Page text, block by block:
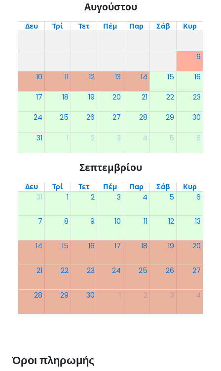
Αυγούστου
Δευ Τρί Τετ Πέμ Παρ Σάβ Κυρ
9
10 11 12 13 14 15 16
17 18 19 20 21 22 23
24 25 26 27 28 29 30
31 1 2 3 4 5 6
Σεπτεμβρίου
Δευ Τρί Τετ Πέμ Παρ Σάβ
Κυρ
31
1 2 3 4 5 6
7 8 9 10 11 12 13
14 15 16 17 18 19 20
21 22 23 24 25 26 27
28 29 30 1 2 3 4
Όροι πληρωμής